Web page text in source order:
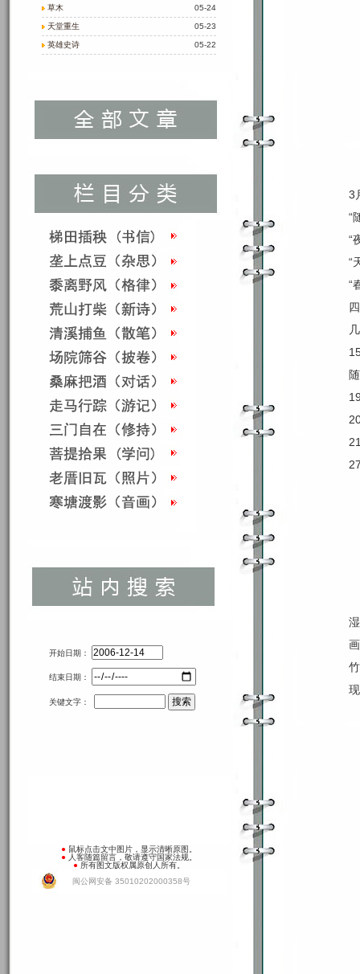
05-24
草木
05-23
天堂重生
05-22
英雄史诗
开始日期：
结束日期：
关键文字：
● 鼠标点击文中图片，显示清晰原图。
● 人客随篇留言，敬请遵守国家法规。
● 所有图文版权属原创人所有。
闽公网安备 35010202000358号
3
“
“
“
“